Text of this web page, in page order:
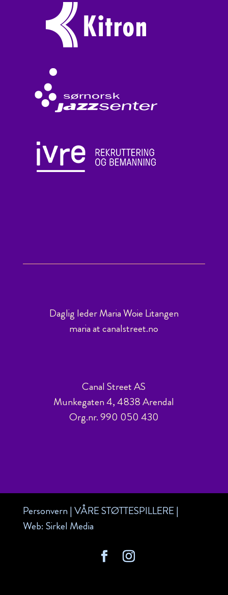
Daglig leder Maria Woie Litangen
maria at canalstreet.no
Canal Street AS
Munkegaten 4, 4838 Arendal
Org.nr. 990 050 430
Personvern|VÅRE STØTTESPILLERE|
Web: Sirkel Media